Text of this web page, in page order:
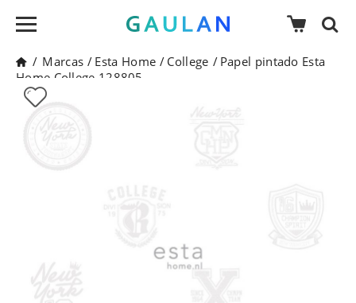
/ Marcas / Esta Home / College / Papel pintado Esta
Home College 128805